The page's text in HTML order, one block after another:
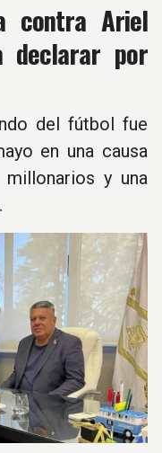
contra Ariel
declarar por
del fútbol fue
en una causa
y una